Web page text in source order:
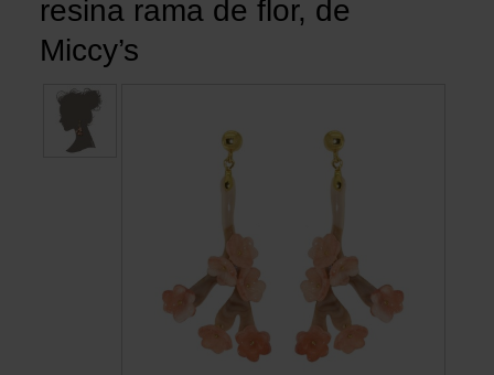
Para la casa
Hogar y Cocina
Ocio
resina rama de flor, de
Miccy’s